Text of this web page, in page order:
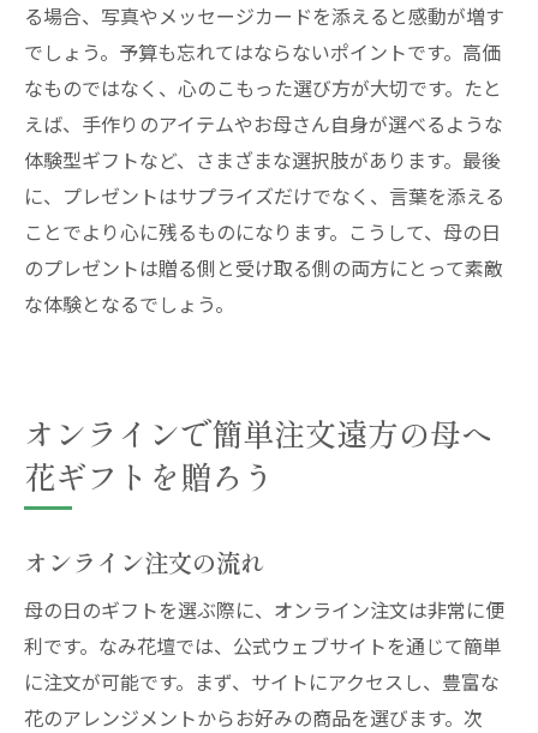
る場合、写真やメッセージカードを添えると感動が増す
でしょう。予算も忘れてはならないポイントです。高価
なものではなく、心のこもった選び方が大切です。たと
えば、手作りのアイテムやお母さん自身が選べるような
体験型ギフトなど、さまざまな選択肢があります。最後
に、プレゼントはサプライズだけでなく、言葉を添える
ことでより心に残るものになります。こうして、母の日
のプレゼントは贈る側と受け取る側の両方にとって素敵
な体験となるでしょう。
オンラインで簡単注文遠方の母へ
花ギフトを贈ろう
オンライン注文の流れ
母の日のギフトを選ぶ際に、オンライン注文は非常に便
利です。なみ花壇では、公式ウェブサイトを通じて簡単
に注文が可能です。まず、サイトにアクセスし、豊富な
花のアレンジメントからお好みの商品を選びます。次